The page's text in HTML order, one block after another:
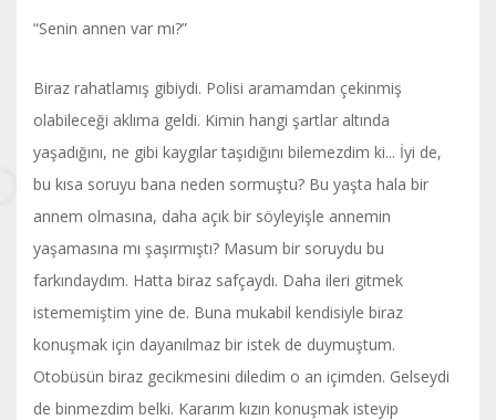
“Senin annen var mı?”
Biraz rahatlamış gibiydi. Polisi aramamdan çekinmiş
olabileceği aklıma geldi. Kimin hangi şartlar altında
yaşadığını, ne gibi kaygılar taşıdığını bilemezdim ki... İyi de,
bu kısa soruyu bana neden sormuştu? Bu yaşta hala bir
annem olmasına, daha açık bir söyleyişle annemin
yaşamasına mı şaşırmıştı? Masum bir soruydu bu
farkındaydım. Hatta biraz safçaydı. Daha ileri gitmek
istememiştim yine de. Buna mukabil kendisiyle biraz
konuşmak için dayanılmaz bir istek de duymuştum.
Otobüsün biraz gecikmesini diledim o an içimden. Gelseydi
de binmezdim belki. Kararım kızın konuşmak isteyip